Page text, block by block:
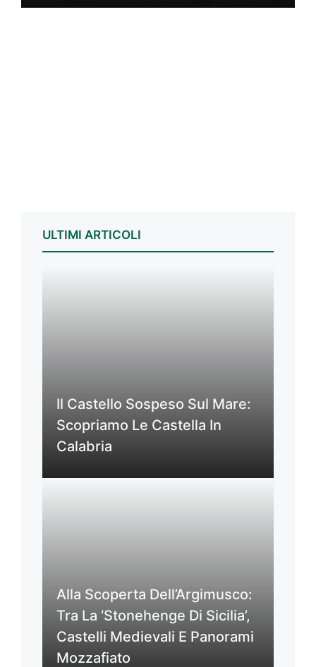
ULTIMI ARTICOLI
Il Castello Sospeso Sul Mare:
Scopriamo Le Castella In
Calabria
Alla Scoperta Dell’Argimusco:
Tra La ‘Stonehenge Di Sicilia’,
Castelli Medievali E Panorami
Mozzafiato